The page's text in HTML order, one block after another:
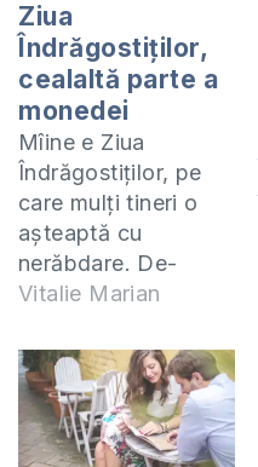
Ziua
Îndrăgostiţilor,
cealaltă parte a
monedei
Mîine e Ziua
Îndrăgostiţilor, pe
care mulţi tineri o
aşteaptă cu
nerăbdare. De-
obicei în această zi
se fac declaraţii
ingenioase de
dragoste, "se
coboară" stele din
Vitalie Marian